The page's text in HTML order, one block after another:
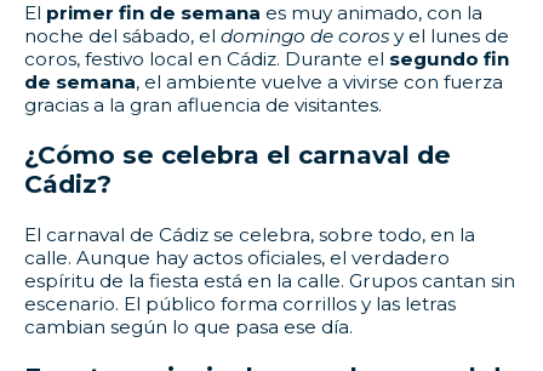
El primer fin de semana es muy animado, con la
noche del sábado, eldomingo de coros y el lunes de
coros, festivo local en Cádiz. Durante el segundo fin
de semana, el ambiente vuelve a vivirse con fuerza
gracias a la gran afluencia de visitantes.
¿Cómo se celebra el carnaval de
Cádiz?
El carnaval de Cádiz se celebra, sobre todo, en la
calle. Aunque hay actos oficiales, el verdadero
espíritu de la fiesta está en la calle. Grupos cantan sin
escenario. El público forma corrillos y las letras
cambian según lo que pasa ese día.